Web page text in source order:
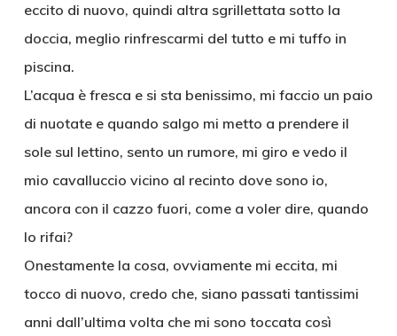
eccito di nuovo, quindi altra sgrillettata sotto la
doccia, meglio rinfrescarmi del tutto e mi tuffo in
piscina.
L’acqua è fresca e si sta benissimo, mi faccio un paio
di nuotate e quando salgo mi metto a prendere il
sole sul lettino, sento un rumore, mi giro e vedo il
mio cavalluccio vicino al recinto dove sono io,
ancora con il cazzo fuori, come a voler dire, quando
lo rifai?
Onestamente la cosa, ovviamente mi eccita, mi
tocco di nuovo, credo che, siano passati tantissimi
anni dall’ultima volta che mi sono toccata così